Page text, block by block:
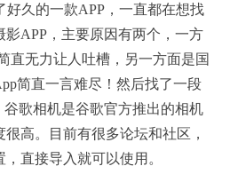
好久的一款APP，一直都在想找
APP，主要原因有两个，一方
直无力让人吐槽，另一方面是国
简直一言难尽！然后找了一段
歌相机是谷歌官方推出的相机
高。目前有很多论坛和社区，
直接导入就可以使用。